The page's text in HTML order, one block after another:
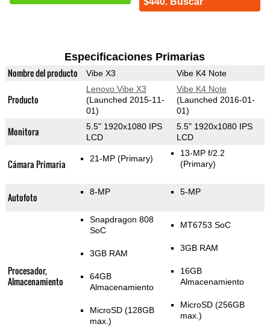
Especificaciones Primarias
Nombre del producto Vibe X3 Vibe K4 Note
Producto
Lenovo Vibe X3
(Launched 2015-11-
01)
Vibe K4 Note
(Launched 2016-01-
01)
Monitora
5.5" 1920x1080 IPS
LCD
5.5" 1920x1080 IPS
LCD
Cámara Primaria 21-MP (Primary)
13-MP f/2.2
(Primary)
Autofoto 8-MP 5-MP
Procesador,
Almacenamiento
Snapdragon 808
SoC
3GB RAM
64GB
Almacenamiento
MicroSD (128GB
max.)
MT6753 SoC
3GB RAM
16GB
Almacenamiento
MicroSD (256GB
max.)